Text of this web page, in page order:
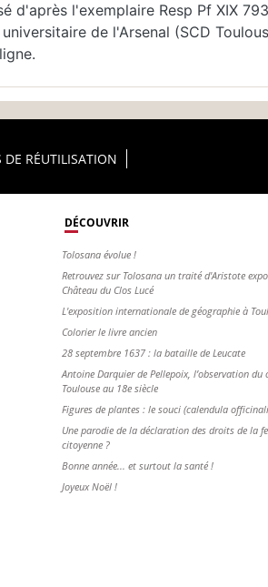
d'après l'exemplaire Resp Pf XIX
de l'Arsenal (SCD
RÉUTILISATION
DÉCOUVRIR
Tolosana évolue !
Retrouvez sur Tolosana un traité d'Aristote
Château du Clos Lucé
L'exposition internationale de géographie à
Colorier le livre ancien
28 septembre 1637 : la bataille de Leucate
Antoine Darquier de Pellepoix, l’observation du
Toulouse au 18e siècle
Figures de plantes : le souci (calendula
Une parodie de la déclaration des droits de la
citoyenne ?
Bonne année... et surtout la santé !
Joyeux Noël !